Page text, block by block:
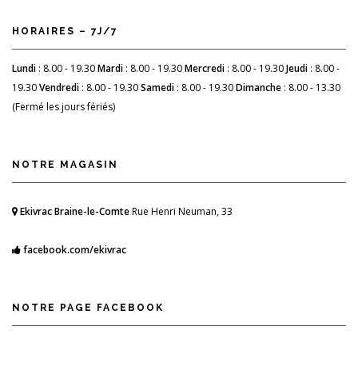
HORAIRES – 7J/7
Lundi : 8.00 - 19.30Mardi : 8.00 - 19.30Mercredi : 8.00 - 19.30Jeudi : 8.00 -
19.30Vendredi : 8.00 - 19.30Samedi : 8.00 - 19.30Dimanche : 8.00 - 13.30
(Fermé les jours fériés)
NOTRE MAGASIN
Ekivrac Braine-le-ComteRue Henri Neuman, 33
facebook.com/ekivrac
NOTRE PAGE FACEBOOK